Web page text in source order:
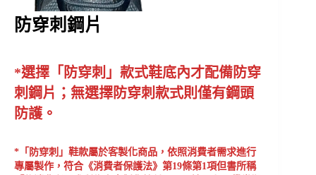
防穿刺鋼片
*選擇「防穿刺」款式鞋底內才配備防穿
刺鋼片；無選擇防穿刺款式則僅有鋼頭
防護。
*「防穿刺」鞋款屬於客製化商品，依照消費者需求進行
專屬製作，符合《消費者保護法》第19條第1項但書所稱